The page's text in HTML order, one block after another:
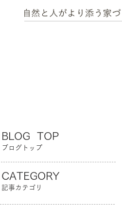
BLOG TOP
ブログトップ
CATEGORY
記事カテゴリ